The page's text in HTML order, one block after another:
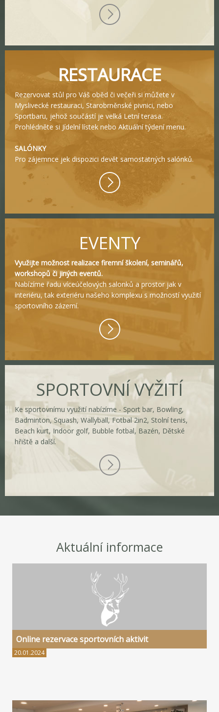
RESTAURACE
Rezervovat stůl pro Váš oběd či večeři si můžete v
Myslivecké restauraci, Starobrněnské pivnici, nebo
Sportbaru, jehož součástí je velká Letní terasa.
Prohlédněte si Jídelní lístek nebo Aktuální týdení menu.
SALÓNKY
Pro zájemnce jek dispozici devět samostatných salónků.
EVENTY
Využijte možnost realizace firemní školení, seminářů,
workshopů či jiných eventů.
Nabízíme řadu víceúčelových salonků a prostor jak v
interiéru, tak exteriéru našeho komplexu s možností využití
sportovního zázemí.
SPORTOVNÍ VYŽITÍ
Ke sportovnímu využití nabízíme - Sport bar, Bowling,
Badminton, Squash, Wallyball, Fotbal 2in2, Stolní tenis,
Beach kurt, Indoor golf, Bubble fotbal, Bazén, Dětské
hřiště a další.
Aktuální informace
Online rezervace sportovních aktivit
20.01.2024